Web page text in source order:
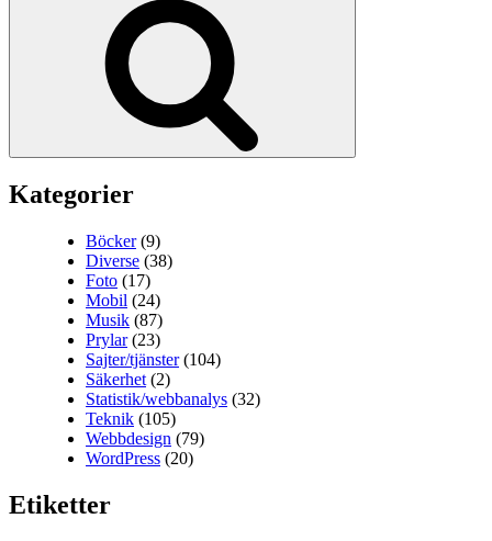
Kategorier
Böcker(9)
Diverse (38)
Foto (17)
Mobil (24)
Musik (87)
Prylar(23)
Sajter/tjänster(104)
Säkerhet (2)
Statistik/webbanalys (32)
Teknik (105)
Webbdesign (79)
WordPress (20)
Etiketter